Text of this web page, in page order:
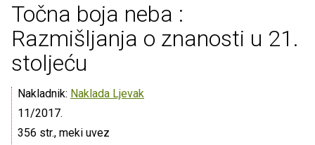
Točna boja neba :
Razmišljanja o znanosti u 21.
stoljeću
Nakladnik: Naklada Ljevak
11/2017.
356 str., meki uvez